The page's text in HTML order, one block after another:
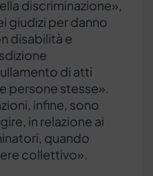
discriminazione»,
giudizi per danno
disabilità e
di atti
persone stesse».
infine, sono
in relazione ai
quando
collettivo».